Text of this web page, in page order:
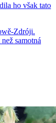
ho však tato
Zdróji.
samotná